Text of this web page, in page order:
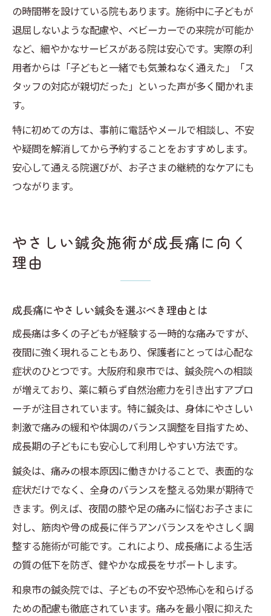
の時間帯を設けている院もあります。施術中に子どもが
退屈しないような配慮や、ベビーカーでの来院が可能か
など、細やかなサービスがある院は安心です。実際の利
用者からは「子どもと一緒でも気兼ねなく通えた」「ス
タッフの対応が親切だった」といった声が多く聞かれま
す。
特に初めての方は、事前に電話やメールで相談し、不安
や疑問を解消してから予約することをおすすめします。
安心して通える院選びが、お子さまの継続的なケアにも
つながります。
やさしい鍼灸施術が成長痛に向く
理由
成長痛にやさしい鍼灸を選ぶべき理由とは
成長痛は多くの子どもが経験する一時的な痛みですが、
夜間に強く現れることもあり、保護者にとっては心配な
症状のひとつです。大阪府和泉市では、鍼灸院への相談
が増えており、薬に頼らず自然治癒力を引き出すアプロ
ーチが注目されています。特に鍼灸は、身体にやさしい
刺激で痛みの緩和や体調のバランス調整を目指すため、
成長期の子どもにも安心して利用しやすい方法です。
鍼灸は、痛みの根本原因に働きかけることで、表面的な
症状だけでなく、全身のバランスを整える効果が期待で
きます。例えば、夜間の膝や足の痛みに悩むお子さまに
対し、筋肉や骨の成長に伴うアンバランスをやさしく調
整する施術が可能です。これにより、成長痛による生活
の質の低下を防ぎ、健やかな成長をサポートします。
和泉市の鍼灸院では、子どもの不安や恐怖心を和らげる
ための配慮も徹底されています。痛みを最小限に抑えた